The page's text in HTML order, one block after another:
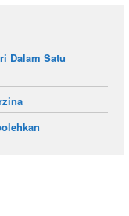
Dalam Satu